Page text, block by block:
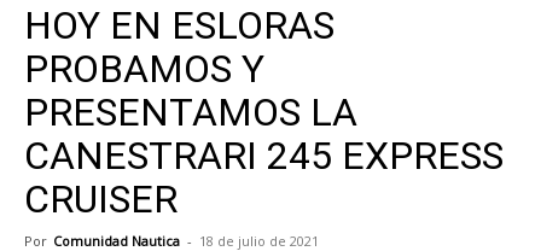
HOY EN ESLORAS
PROBAMOS Y
PRESENTAMOS LA
CANESTRARI 245 EXPRESS
CRUISER
Por Comunidad Nautica - 18 de julio de 2021